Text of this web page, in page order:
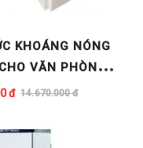
KHOÁNG NÓNG
VĂN PHÒNG
HM 290 NANO
đ 14.670.000 đ